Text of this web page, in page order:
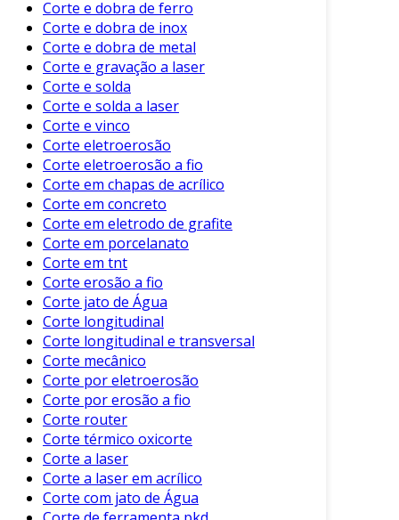
Menor Custo Operacional
corte pode resultar em economia.
Esses benefícios são cruciais para qualquer
empresa que busca otimizar seus processos
produtivos.
Aplicações Práticas do Corte de Caixa
Os equipamentos para corte de caixa são
utilizados em várias indústrias, incluindo:
Indústria Alimentícia
embalagens para produtos como snacks e
bebidas.
Eletroeletrônicos
componentes e dispositivos eletrônicos.
Condicionadores de Ar e Aquecimento
Embalagens específicas para
componentes sensíveis.
Esses exemplos ilustram a versatilidade dos
equipamentos, adequando-se a diferentes
setores.
Corte e dobra de ferro
Corte e dobra de inox
Corte e dobra de metal
Corte e gravação a laser
Corte e solda
Corte e solda a laser
Corte e vinco
Corte eletroerosão
Corte eletroerosão a fio
Corte em chapas de acrílico
Corte em concreto
Corte em eletrodo de grafite
Corte em porcelanato
Corte em tnt
Corte erosão a fio
Corte jato de Água
Corte longitudinal
Corte longitudinal e transversal
Corte mecânico
Corte por eletroerosão
Corte por erosão a fio
Corte router
Corte térmico oxicorte
Corte a laser
Corte a laser em acrílico
Corte com jato de Água